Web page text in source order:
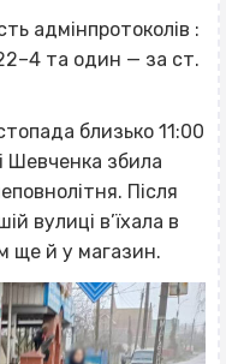
адмінпротоколів :
та один — за ст.
близько 11:00
Шевченка збила
Після
вулиці в’їхала в
ще й у магазин.